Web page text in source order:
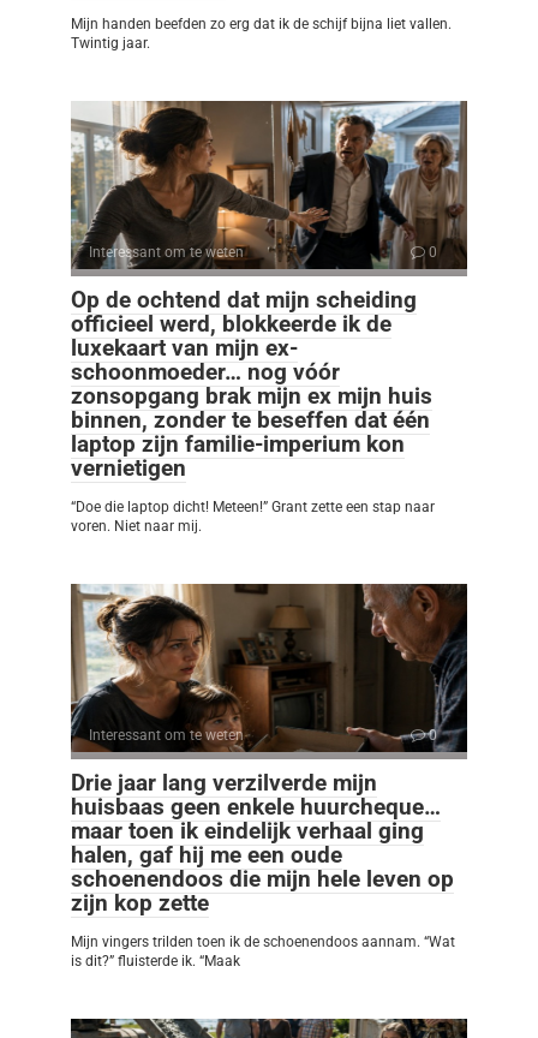
Mijn handen beefden zo erg dat ik de schijf bijna liet vallen.
Twintig jaar.
Interessant om te weten 0
Op de ochtend dat mijn scheiding
officieel werd, blokkeerde ik de
luxekaart van mijn ex-
schoonmoeder… nog vóór
zonsopgang brak mijn ex mijn huis
binnen, zonder te beseffen dat één
laptop zijn familie-imperium kon
vernietigen
“Doe die laptop dicht! Meteen!” Grant zette een stap naar
voren. Niet naar mij.
Interessant om te weten 0
Drie jaar lang verzilverde mijn
huisbaas geen enkele huurcheque…
maar toen ik eindelijk verhaal ging
halen, gaf hij me een oude
schoenendoos die mijn hele leven op
zijn kop zette
Mijn vingers trilden toen ik de schoenendoos aannam. “Wat
is dit?” fluisterde ik. “Maak